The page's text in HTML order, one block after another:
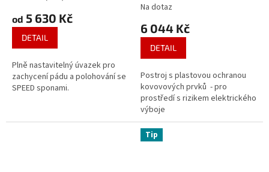
produktu
5
hvězdiček.
od 5 630 Kč
DETAIL
Plně nastavitelný úvazek pro
zachycení pádu a polohování se
SPEED sponami.
Na dotaz
6 044 Kč
DETAIL
Postroj s plastovou ochranou
kovovových prvků - pro
prostředí s rizikem elektrického
výboje
Tip